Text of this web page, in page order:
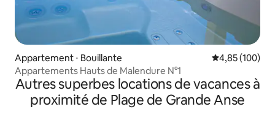
Appartement ⋅ Bouillante Évaluation
4,85 (100)
Appartements Hauts de Malendure N°1
Autres superbes locations de vacances à
proximité de Plage de Grande Anse